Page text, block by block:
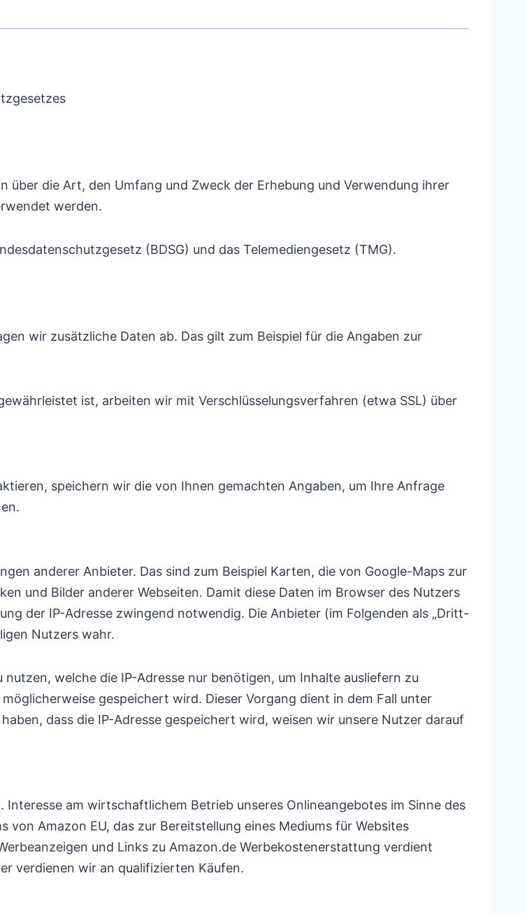
die Art, den Umfang und Zweck der Erhebung und Verwendung ihrer
werden.
(BDSG) und das Telemediengesetz (TMG).
wir zusätzliche Daten ab. Das gilt zum Beispiel für die Angaben zur
ist, arbeiten wir mit Verschlüsselungsverfahren (etwa SSL) über
speichern wir die von Ihnen gemachten Angaben, um Ihre Anfrage
anderer Anbieter. Das sind zum Beispiel Karten, die von Google-Maps zur
und Bilder anderer Webseiten. Damit diese Daten im Browser des Nutzers
der IP-Adresse zwingend notwendig. Die Anbieter (im Folgenden als „Dritt-
Nutzers wahr.
welche die IP-Adresse nur benötigen, um Inhalte ausliefern zu
gespeichert wird. Dieser Vorgang dient in dem Fall unter
dass die IP-Adresse gespeichert wird, weisen wir unsere Nutzer darauf
am wirtschaftlichem Betrieb unseres Onlineangebotes im Sinne des
von Amazon EU, das zur Bereitstellung eines Mediums für Websites
und Links zu Amazon.de Werbekostenerstattung verdient
verdienen wir an qualifizierten Käufen.